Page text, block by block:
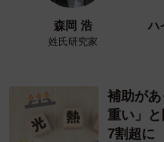
森岡 浩
姓氏研究家
ハ
補助が
重い」
7割超に